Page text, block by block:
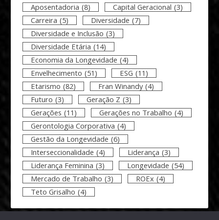
Aposentadoria (8) Capital Geracional (3)
Carreira (5) Diversidade (7)
Diversidade e Inclusão (3)
Diversidade Etária (14)
Economia da Longevidade (4)
Envelhecimento (51) ESG (11)
Etarismo (82) Fran Winandy (4)
Futuro (3) Geração Z (3)
Gerações (11) Gerações no Trabalho (4)
Gerontologia Corporativa (4)
Gestão da Longevidade (6)
Interseccionalidade (4) Liderança (3)
Liderança Feminina (3) Longevidade (54)
Mercado de Trabalho (3) ROEx (4)
Teto Grisalho (4)